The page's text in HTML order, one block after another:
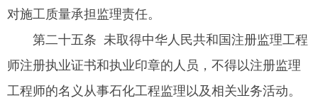
对施工质量承担监理责任。
第二十五条 未取得中华人民共和国注册监理工程
师注册执业证书和执业印章的人员，不得以注册监理
工程师的名义从事石化工程监理以及相关业务活动。